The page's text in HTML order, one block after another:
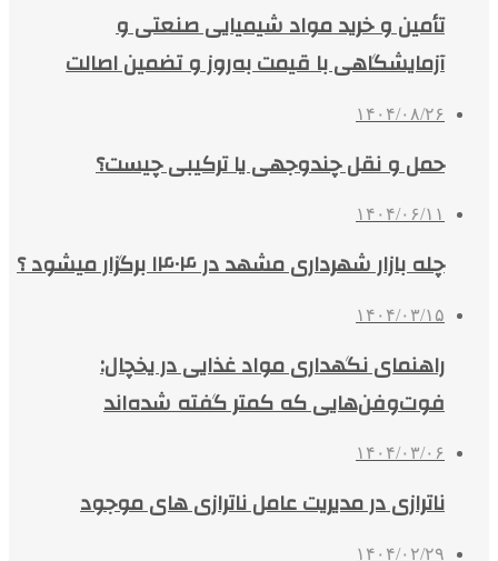
تأمین و خرید مواد شیمیایی صنعتی و
آزمایشگاهی با قیمت به‌روز و تضمین اصالت
۱۴۰۴/۰۸/۲۶
حمل و نقل چندوجهی یا ترکیبی چیست؟
۱۴۰۴/۰۶/۱۱
چله بازار شهرداری مشهد در ۱۴۰۴ برگزار میشود ؟
۱۴۰۴/۰۳/۱۵
راهنمای نگهداری مواد غذایی در یخچال:
فوت‌وفن‌هایی که کمتر گفته شده‌اند
۱۴۰۴/۰۳/۰۶
ناترازی در مدیریت عامل ناترازی های موجود
۱۴۰۴/۰۲/۲۹